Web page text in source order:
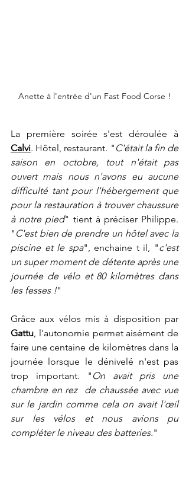
Anette à l'entrée d'un Fast Food Corse !
Calvi. Hôtel, restaurant. " C'était la fin de
saison en octobre, tout n'était pas
ouvert mais nous n'avons eu aucune
difficulté tant pour l'hébergement que
pour la restauration à trouver chaussure
à notre pied" tient à préciser Philippe.
" C'est bien de prendre un hôtel avec la
piscine et le spa", enchaine t il, "c'est
un super moment de détente après une
journée de vélo et 80 kilomètres dans
les fesses !"
Gattu, l'autonomie permet aisément de
faire une centaine de kilomètres dans la
journée lorsque le dénivelé n'est pas
trop important. " On avait pris une
chambre en rez  de chaussée avec vue
sur le jardin comme cela on avait l'œil
sur les vélos et nous avions pu
compléter le niveau des batteries."